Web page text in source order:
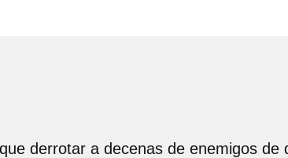
derrotar a decenas de enemigos de